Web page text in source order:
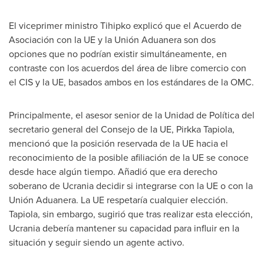
El viceprimer ministro Tihipko explicó que el Acuerdo de
Asociación con la UE y la Unión Aduanera son dos
opciones que no podrían existir simultáneamente, en
contraste con los acuerdos del área de libre comercio con
el CIS y la UE, basados ambos en los estándares de la OMC.
Principalmente, el asesor senior de la Unidad de Política del
secretario general del Consejo de la UE, Pirkka Tapiola,
mencionó que la posición reservada de la UE hacia el
reconocimiento de la posible afiliación de la UE se conoce
desde hace algún tiempo. Añadió que era derecho
soberano de Ucrania decidir si integrarse con la UE o con la
Unión Aduanera. La UE respetaría cualquier elección.
Tapiola, sin embargo, sugirió que tras realizar esta elección,
Ucrania debería mantener su capacidad para influir en la
situación y seguir siendo un agente activo.